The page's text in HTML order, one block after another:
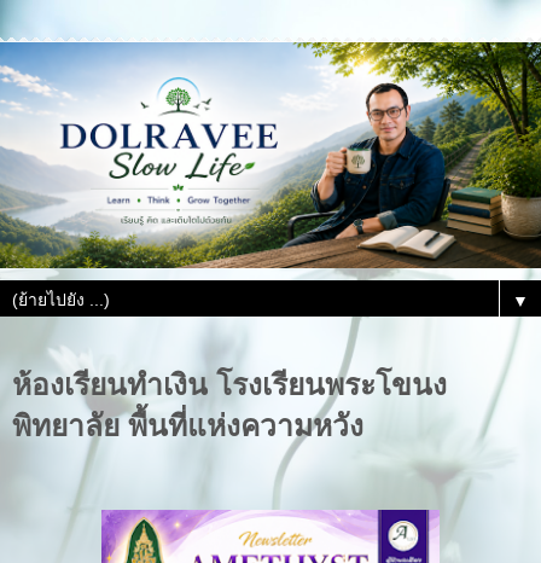
▼
ห้องเรียนทำเงิน โรงเรียนพระโขนง
พิทยาลัย พื้นที่แห่งความหวัง